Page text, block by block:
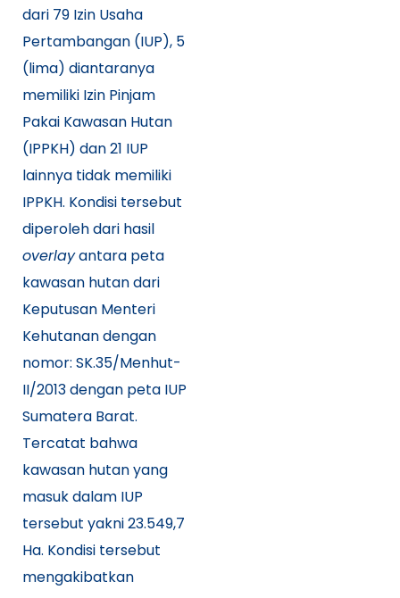
dari 79 Izin Usaha
Pertambangan (IUP), 5
(lima) diantaranya
memiliki Izin Pinjam
Pakai Kawasan Hutan
(IPPKH) dan 21 IUP
lainnya tidak memiliki
IPPKH. Kondisi tersebut
diperoleh dari hasil
overlayantara peta
kawasan hutan dari
Keputusan Menteri
Kehutanan dengan
nomor: SK.35/Menhut-
II/2013 dengan peta IUP
Sumatera Barat.
Tercatat bahwa
kawasan hutan yang
masuk dalam IUP
tersebut yakni 23.549,7
Ha. Kondisi tersebut
mengakibatkan